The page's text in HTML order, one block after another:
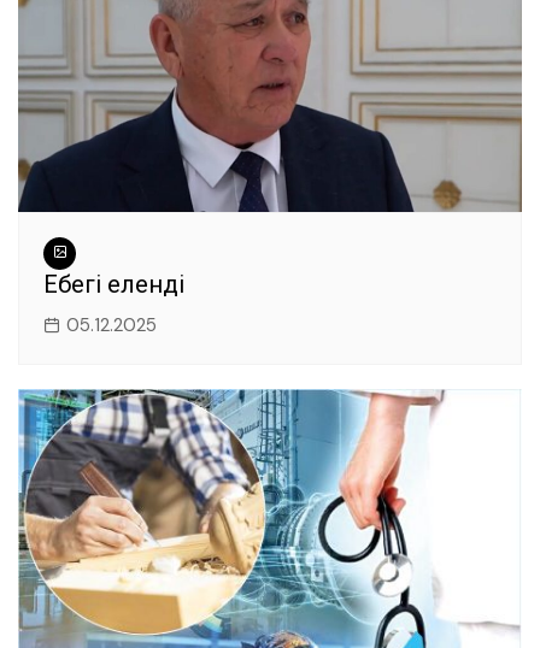
Еңбегі еленді
05.12.2025